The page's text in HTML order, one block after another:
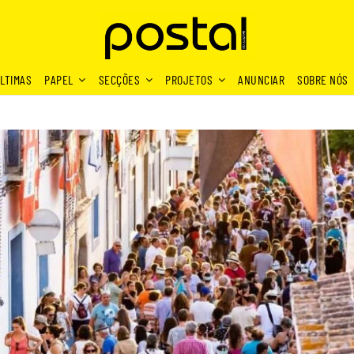
PAPEL SECÇÕES PROJETOS ANUNCIAR SOBRE NÓS